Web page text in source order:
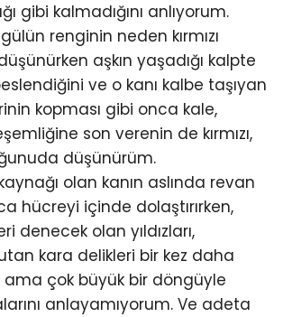
gibi kalmadığını anlıyorum.
renginin neden kırmızı
aşkın yaşadığı kalpte
ve o kanı kalbe taşıyan
kopması gibi onca kale,
son verenin de kırmızı,
düşünürüm.
olan kanın aslında revan
hücreyi içinde dolaştırırken,
denecek olan yıldızları,
kara delikleri bir kez daha
ama çok büyük bir döngüyle
anlayamıyorum. Ve adeta